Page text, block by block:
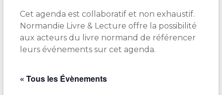
Cet agenda est collaboratif et non exhaustif.
Normandie Livre & Lecture offre la possibilité
aux acteurs du livre normand de référencer
leurs événements sur cet agenda.
« Tous les Évènements